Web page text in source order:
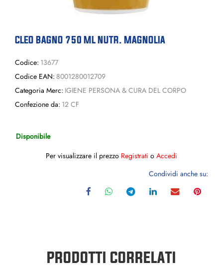
CLEO BAGNO 750 ML NUTR. MAGNOLIA
Codice: 13677
Codice EAN: 8001280012709
Categoria Merc: IGIENE PERSONA & CURA DEL CORPO
Confezione da: 12 CF
Disponibile
Per visualizzare il prezzo Registrati o Accedi
Condividi anche su:
PRODOTTI CORRELATI